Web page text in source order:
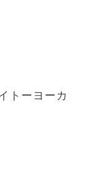
トーヨーカ